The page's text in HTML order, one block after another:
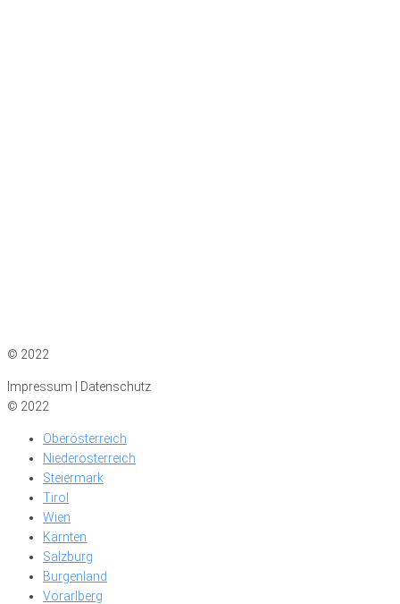
© 2022
Impressum | Datenschutz
© 2022
Oberösterreich
Niederösterreich
Steiermark
Tirol
Wien
Kärnten
Salzburg
Burgenland
Vorarlberg